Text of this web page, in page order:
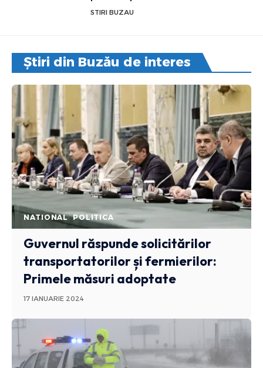
STIRI BUZAU
Știri din Buzău de interes
NATIONAL POLITICA
Guvernul răspunde solicitărilor
transportatorilor și fermierilor:
Primele măsuri adoptate
17 IANUARIE 2024